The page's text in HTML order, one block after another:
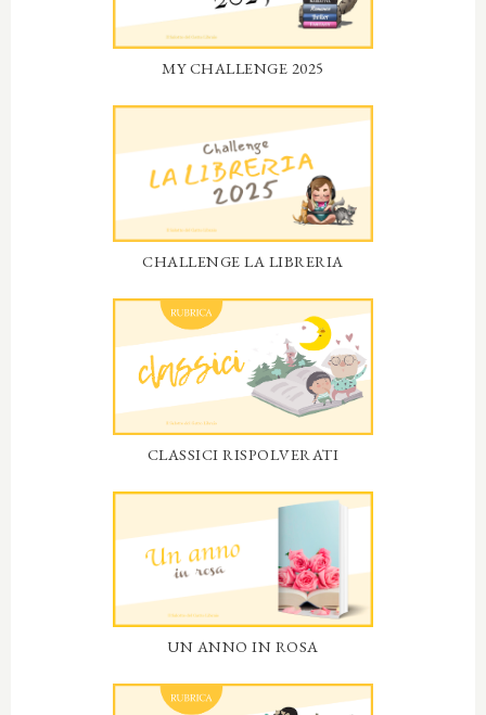
MY CHALLENGE 2025
CHALLENGE LA LIBRERIA
CLASSICI RISPOLVERATI
UN ANNO IN ROSA